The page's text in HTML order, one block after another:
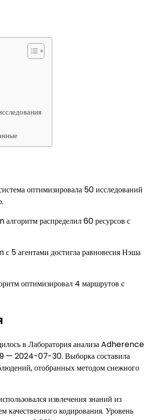
оптимизировала 50 исследований
распределил 60 ресурсов с
агентами достигла равновесия Нэша
оптимизировал 4 маршрутов с
в Лаборатория анализа Adherence
— 2024-07-30. Выборка составила
отобранных методом снежного
извлечения знаний из
качественного кодирования. Уровень